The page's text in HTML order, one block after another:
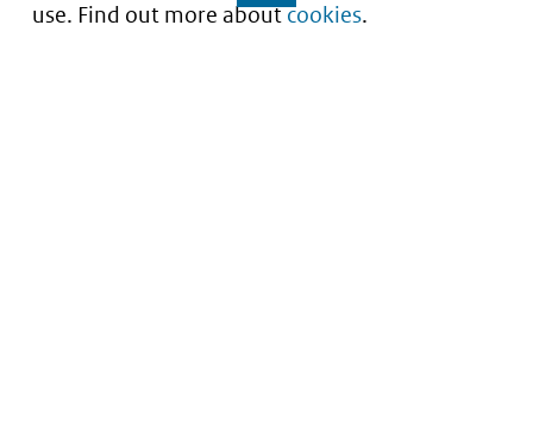
use. Find out more aboutcookies.